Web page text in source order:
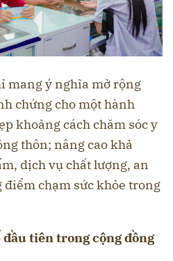
mang ý nghĩa mở rộng
chứng cho một hành
khoảng cách chăm sóc y
thôn; nâng cao khả
dịch vụ chất lượng, an
chạm sức khỏe trong
tiên trong cộng đồng